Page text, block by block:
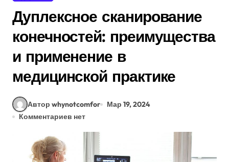
Дуплексное сканирование
конечностей: преимущества
и применение в
медицинской практике
Автор whynotcomfor
Мар 19, 2024
Комментариев нет